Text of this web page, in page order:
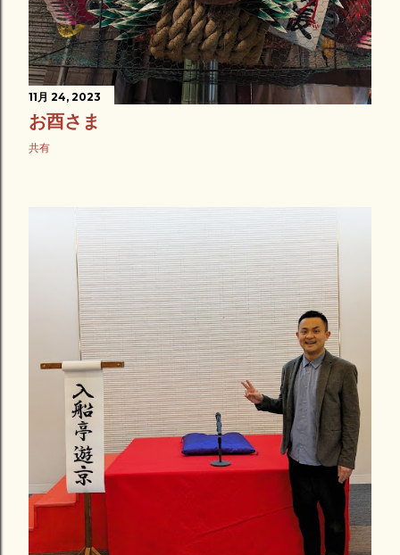
11月 24, 2023
お酉さま
共有